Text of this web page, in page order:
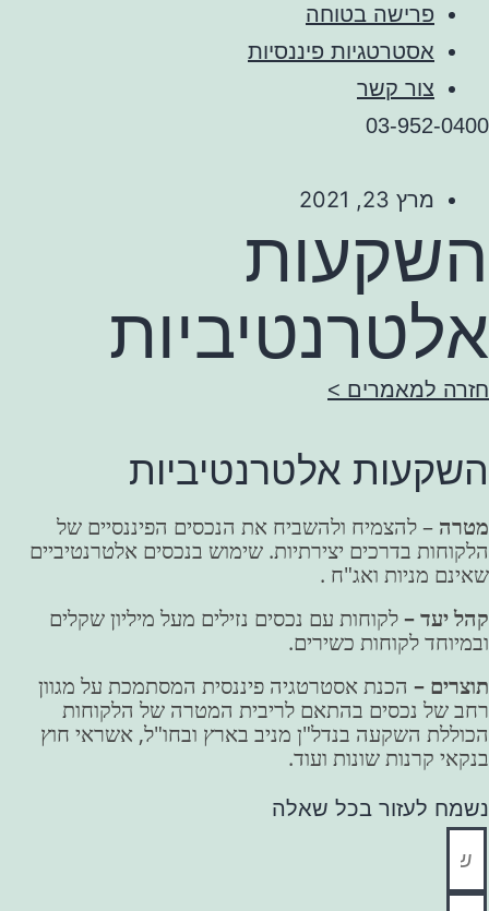
פרישה בטוחה
אסטרטגיות פיננסיות
צור קשר
03-952-0400
מרץ 23, 2021
השקעות
אלטרנטיביות
חזרה למאמרים >
השקעות אלטרנטיביות
מטרה – להצמיח ולהשביח את הנכסים הפיננסיים של
הלקוחות בדרכים יצירתיות. שימוש בנכסים אלטרנטיביים
שאינם מניות ואג"ח .
קהל יעד –לקוחות עם נכסים נזילים מעל מיליון שקלים
ובמיוחד לקוחות כשירים.
תוצרים – הכנת אסטרטגיה פיננסית המסתמכת על מגוון
רחב של נכסים בהתאם לריבית המטרה של הלקוחות
הכוללת השקעה בנדל"ן מניב בארץ ובחו"ל, אשראי חוץ
בנקאי קרנות שונות ועוד.
נשמח לעזור בכל שאלה